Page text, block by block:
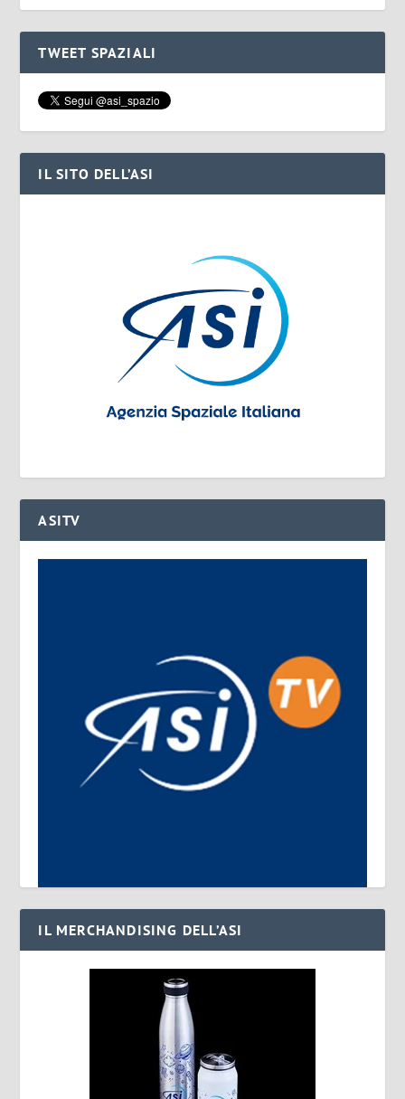
TWEET SPAZIALI
IL SITO DELL’ASI
ASITV
IL MERCHANDISING DELL’ASI